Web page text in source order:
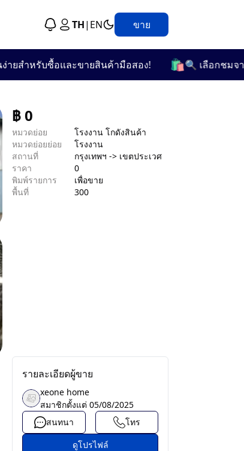
TH| EN ขาย
หรับซื้อและขายสินค้ามือสอง! 🛍️ 🔍 เลือกชมจากกว่
฿0
หมวดย่อย
โรงงาน โกดังสินค้า
หมวดย่อยย่อย
โรงงาน
สถานที่
กรุงเทพฯ -> เขตประเวศ
ราคา
0
พิมพ์รายการ
เพื่อขาย
พื้นที่
300
รายละเอียดผู้ขาย
xeone home
สมาชิกตั้งแต่ 05/08/2025
สนทนา
โทร
ดูโปรไฟล์